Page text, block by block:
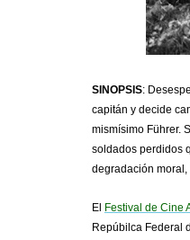
SINOPSIS:
capitán y decide
mismísimo Führer.
soldados perdidos
degradación
El Festival de Cine
Repúbilca Federal